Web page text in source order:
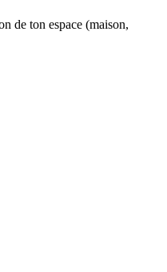
de ton espace (maison,